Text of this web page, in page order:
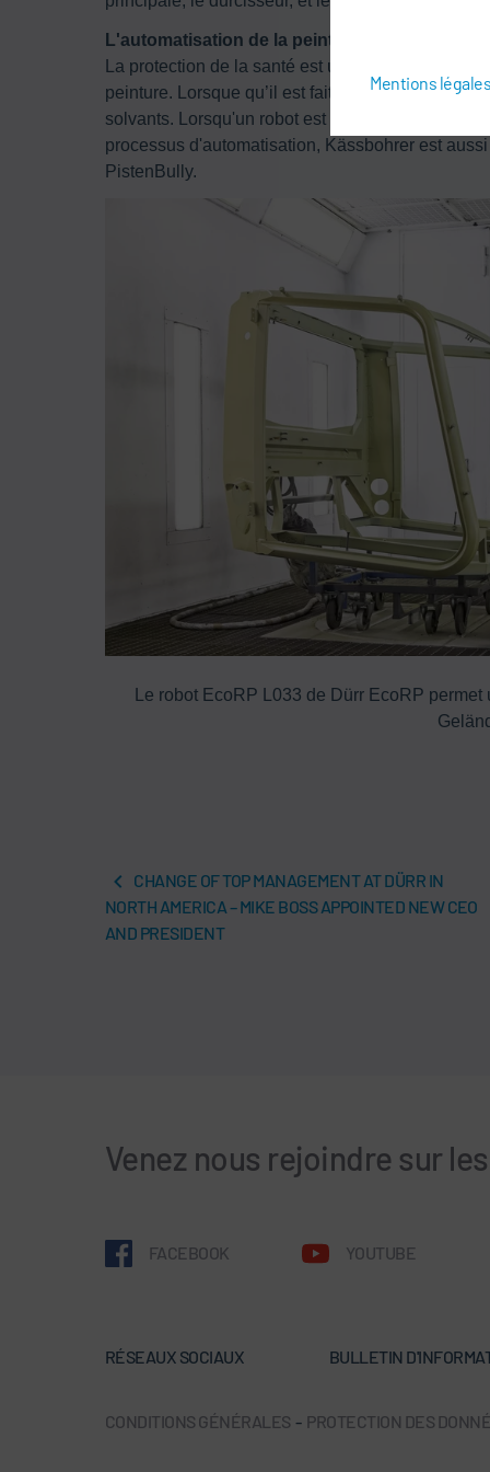
Mentions légales
L'automatisation de la peinture accroît la
La protection de la santé est un autre argument
peinture. Lorsque qu’il est fait à la main, les
solvants. Lorsqu'un robot est utilisé, les
processus d'automatisation, Kässbohrer est
PistenBully.
Le robot EcoRP L033 de Dürr EcoRP
CHANGE OF TOP MANAGEMENT AT DÜRR IN
NORTH AMERICA – MIKE BOSS APPOINTED NEW CEO
AND PRESIDENT
Venez nous rejoindre sur
FACEBOOK YOUTUBE
RÉSEAUX SOCIAUX BULLETIN
CONDITIONS GÉNÉRALES - PROTECTION DES